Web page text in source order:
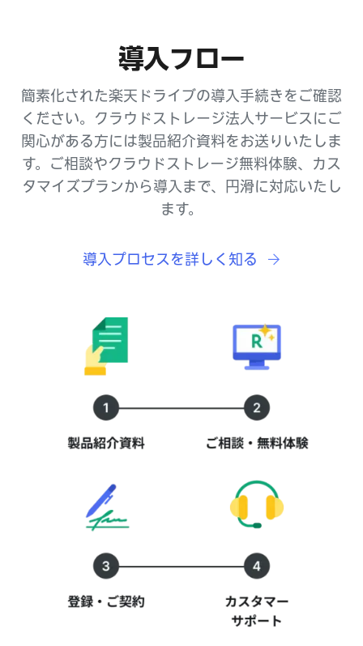
導入フロー
簡素化された楽天ドライブの導入手続きをご確認
ください。クラウドストレージ法人サービスにご
関心がある方には製品紹介資料をお送りいたしま
す。ご相談やクラウドストレージ無料体験、カス
タマイズプランから導入まで、円滑に対応いたし
ます。
導入プロセスを詳しく知る